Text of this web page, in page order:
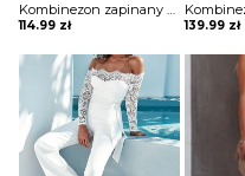
Kombinezon zapinany na guziki z kieszeniami na biuście w modny print
114.99 zł 139.99 zł